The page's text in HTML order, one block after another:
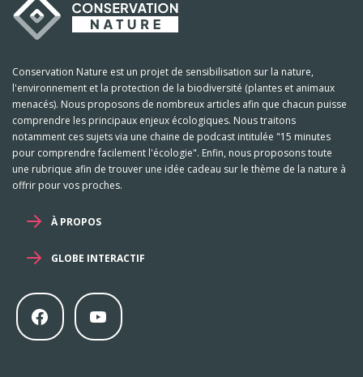
Conservation Nature est un projet de sensibilisation sur la nature,
l'environnement et la protection de la biodiversité (plantes et animaux
menacés). Nous proposons de nombreux articles afin que chacun puisse
comprendre les principaux enjeux écologiques. Nous traitons
notamment ces sujets via une chaine de podcast intitulée "15 minutes
pour comprendre facilement l'écologie". Enfin, nous proposons toute
une rubrique afin de trouver une idée cadeau sur le thème de la nature à
offrir pour vos proches.
À PROPOS
GLOBE INTERACTIF